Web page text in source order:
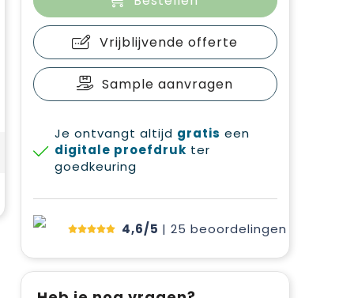
Vrijblijvende offerte
Sample aanvragen
Je ontvangt altijd gratis een
digitale proefdruk ter
goedkeuring
4,6/5 | 25 beoordelingen